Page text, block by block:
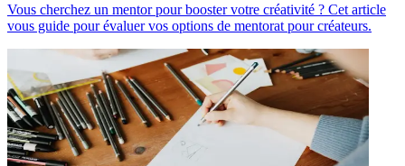
Vous cherchez un mentor pour booster votre créativité ? Cet article
vous guide pour évaluer vos options de mentorat pour créateurs.